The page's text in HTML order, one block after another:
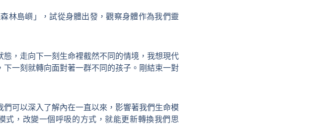
林島嶼」，試從身體出發，觀察身體作為我們靈
，走向下一刻生命裡截然不同的情境，我想現代
一刻就轉向面對著一群不同的孩子。剛結束一對
可以深入了解內在一直以來，影響著我們生命模
，改變一個呼吸的方式，就能更新轉換我們思